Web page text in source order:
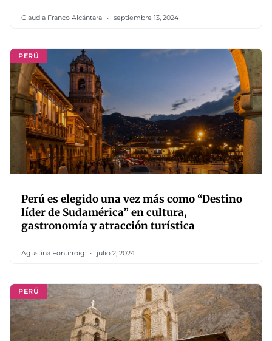
Claudia Franco Alcántara septiembre 13, 2024
PERÚ
Perú es elegido una vez más como “Destino
líder de Sudamérica” en cultura,
gastronomía y atracción turística
Agustina Fontirroig julio 2, 2024
PERÚ